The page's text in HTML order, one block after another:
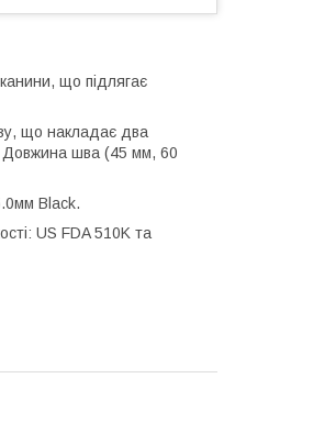
що підлягає
що накладає два
Довжина шва (45 мм, 60
Black.
US FDA 510K та